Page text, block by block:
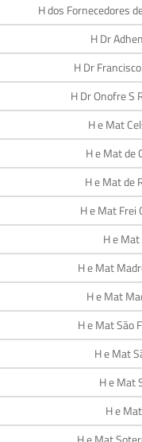
H dos Fornecedores
H Dr
H Dr
H Dr Onofre S
H e Mat
H e Mat de
H e Mat de
H e Mat Frei
H e
H e Mat
H e Mat
H e Mat São
H e Mat
H e Mat
H e